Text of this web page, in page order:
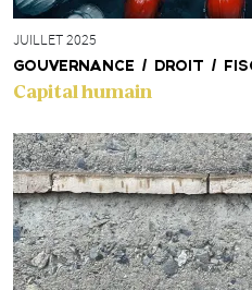
JUILLET 2025
GOUVERNANCE / DROIT /
Capital humain